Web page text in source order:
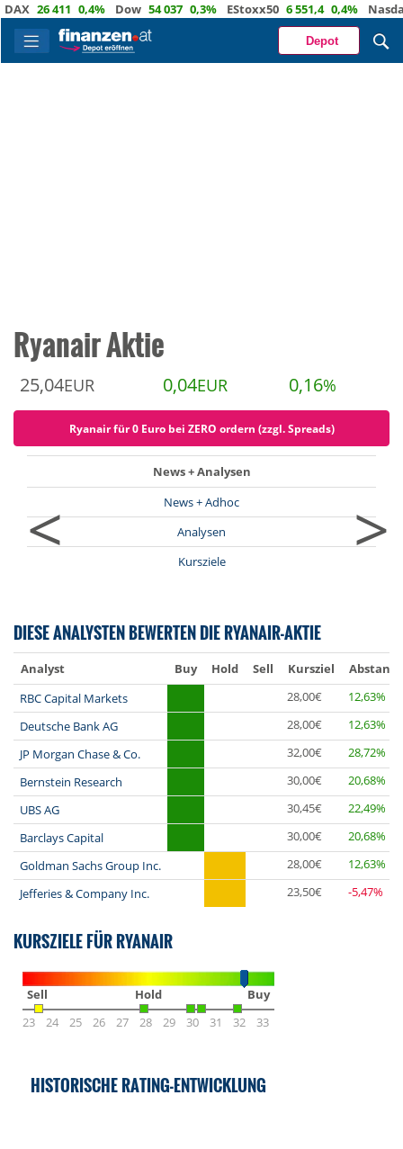
26 411 0,4% Dow 54 037 0,3% EStoxx50 6 551,4 0,4% Nasdaq
Depot
Ryanair Aktie
25,04EUR 0,04EUR 0,16%
Ryanair für 0 Euro bei ZERO ordern (zzgl. Spreads)
<
News + Analysen
News + Adhoc
Analysen
Kursziele
>
DIESE ANALYSTEN BEWERTEN DIE RYANAIR-AKTIE
Analyst Buy Hold Sell Kursziel
Abstand
RBC Capital Markets
28,00€
12,63%
Deutsche Bank AG
28,00€
12,63%
JP Morgan Chase & Co.
32,00€
28,72%
Bernstein Research
30,00€
20,68%
UBS AG
30,45€
22,49%
Barclays Capital
30,00€
20,68%
Goldman Sachs Group Inc.
28,00€
12,63%
Jefferies & Company Inc.
23,50€ -5,47%
KURSZIELE FÜR RYANAIR
Sell Hold
Buy
23
24 25 26 27 28 29 30 31 32 33
HISTORISCHE RATING-ENTWICKLUNG